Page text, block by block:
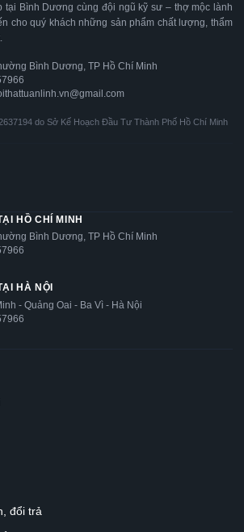
tại Bình Dương cùng đội ngũ kỹ sư – thợ mộc lành
cho quý khách những sản phẩm chất lượng, thẩm
Bình Dương, TP Hồ Chí Minh
do Sở Kế Hoạch Đầu Tư Thành Phố Hồ Chí Minh
HỒ CHÍ MINH
Bình Dương, TP Hồ Chí Minh
HÀ NỘI
- Quảng Oai - Ba Vì - Hà Nội
đổi trả